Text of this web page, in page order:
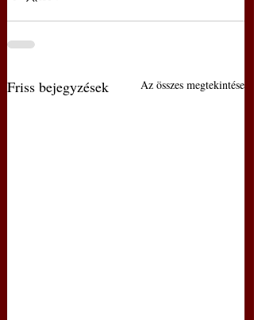
Friss bejegyzések Az összes megtekintése